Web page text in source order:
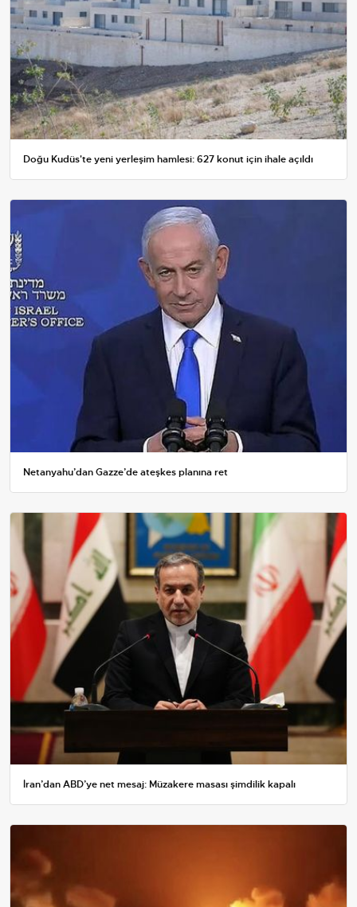
Doğu Kudüs'te yeni yerleşim hamlesi: 627 konut için ihale açıldı
Netanyahu’dan Gazze’de ateşkes planına ret
İran’dan ABD’ye net mesaj: Müzakere masası şimdilik kapalı